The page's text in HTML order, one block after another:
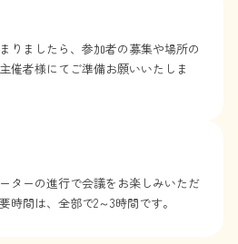
りましたら、参加者の募集や場所の
催者様にてご準備お願いいたしま
ターの進行で会議をお楽しみいただ
時間は、全部で2～3時間です。